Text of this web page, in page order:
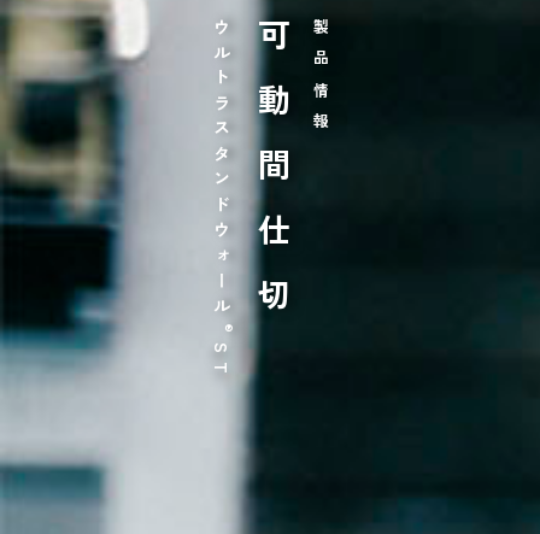
製品情報
可動間仕切
ウルトラスタンドウォール
®
ST